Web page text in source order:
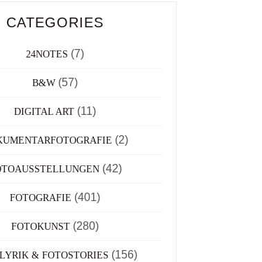
CATEGORIES
24NOTES (7)
B&W (57)
DIGITAL ART (11)
(2)
(42)
FOTOGRAFIE (401)
FOTOKUNST (280)
& FOTOSTORIES (156)